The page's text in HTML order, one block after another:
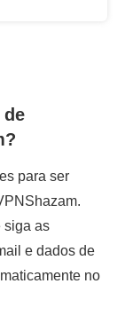
para ser
siga as
e dados de
no